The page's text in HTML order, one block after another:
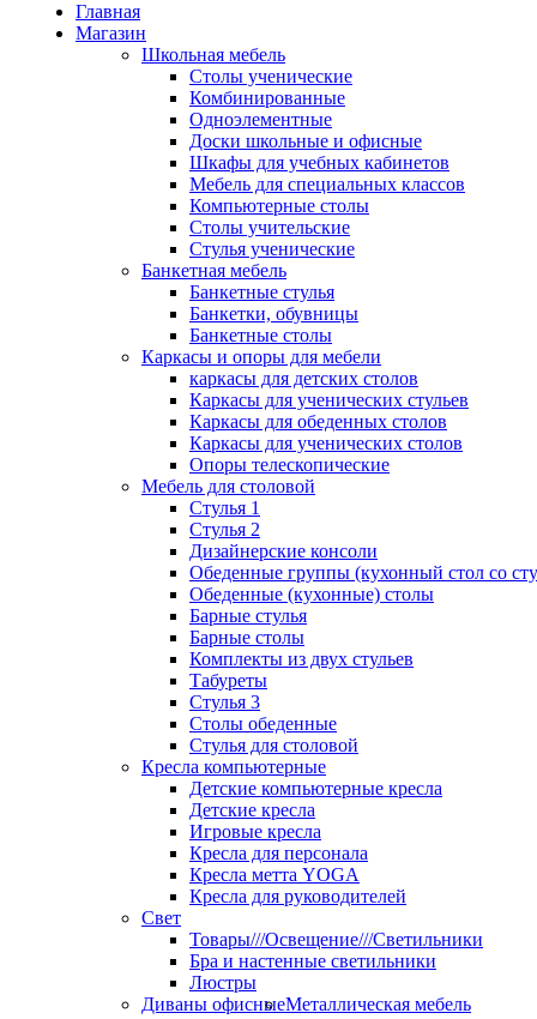
Главная
Магазин
Школьная мебель
Столы ученические
Комбинированные
Одноэлементные
Доски школьные и офисные
Шкафы для учебных кабинетов
Мебель для специальных классов
Компьютерные столы
Столы учительские
Стулья ученические
Банкетная мебель
Банкетные стулья
Банкетки, обувницы
Банкетные столы
Каркасы и опоры для мебели
каркасы для детских столов
Каркасы для ученических стульев
Каркасы для обеденных столов
Каркасы для ученических столов
Опоры телескопические
Мебель для столовой
Стулья 1
Стулья 2
Дизайнерские консоли
Обеденные группы (кухонный стол со
Обеденные (кухонные) столы
Барные стулья
Барные столы
Комплекты из двух стульев
Табуреты
Стулья 3
Столы обеденные
Стулья для столовой
Кресла компьютерные
Детские компьютерные кресла
Детские кресла
Игровые кресла
Кресла для персонала
Кресла метта YOGA
Кресла для руководителей
Свет
Товары///Освещение///Светильники
Бра и настенные светильники
Люстры
Диваны офисныеМеталлическая мебель